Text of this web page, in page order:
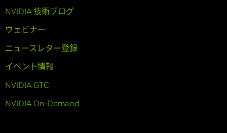
NVIDIA 技術ブログ
ウェビナー
ニュースレター登録
イベント情報
NVIDIA GTC
NVIDIA On-Demand